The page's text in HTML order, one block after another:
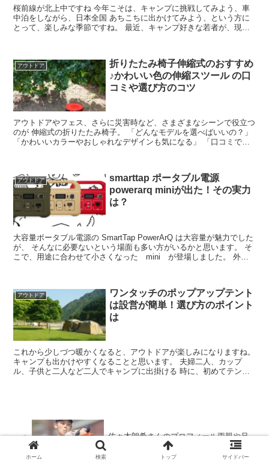
桜前線が北上中ですね 今年こそは、キャンプに挑戦してみよう、車
中泊をしながら、日本全国 あちこちに出かけてみよう、という方に
とって、楽しみな季節ですね。 最近、キャンプ好きな若者が、現地
アウトドア
折りたたみ椅子伸縮式のおすすめ
♪かわいい色の伸縮スツール の口
コミや選び方のコツ
アウトドアやフェス、さらに災害時など、さまざまなシーンで役立つ
のが 伸縮式の折りたたみ椅子。 「どんなモデルを選べばいいの？」
「かわいいカラーやおしゃれなデザインも気になる」 「口コミでは
アウトドア
smarttap ポータブル電源
powerarq miniが出た！その実力
は？
大容量ポータブル電源の SmartTap PowerArQ は大容量が魅力でした
が、 そんなに必要ないという場面も多い方がいるかと思います。 そ
こで、用途に合わせて小さくなった mini が登場しました。 外観
アウトドア
ワンタッチのポップアップテント
は設営が簡単！選び方のポイント
は
これから少しづつ暖かくなると、アウトドアが楽しみになりますね。
キャンプも出かけやすくなることと思います。 夫婦二人、カップ
ル、子供と二人など二人でキャンプに出掛ける 時に、初めてテント
佐々木朗希さんのプロフィール両親や兄
弟・彼女岩手県大会の結果は
ホーム 検索 トップ サイドバー